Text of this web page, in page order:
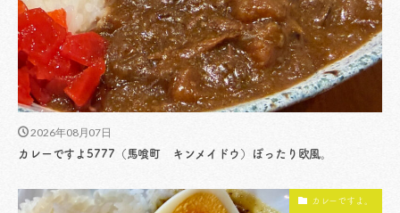
2026年08月07日
カレーですよ5777（馬喰町 キンメイドウ）ぽったり欧風。
カレーですよ。